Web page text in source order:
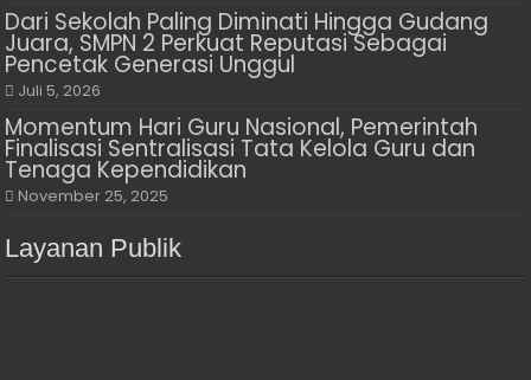
Dari Sekolah Paling Diminati Hingga Gudang
Juara, SMPN 2 Perkuat Reputasi Sebagai
Pencetak Generasi Unggul
Juli 5, 2026
Momentum Hari Guru Nasional, Pemerintah
Finalisasi Sentralisasi Tata Kelola Guru dan
Tenaga Kependidikan
November 25, 2025
Layanan Publik